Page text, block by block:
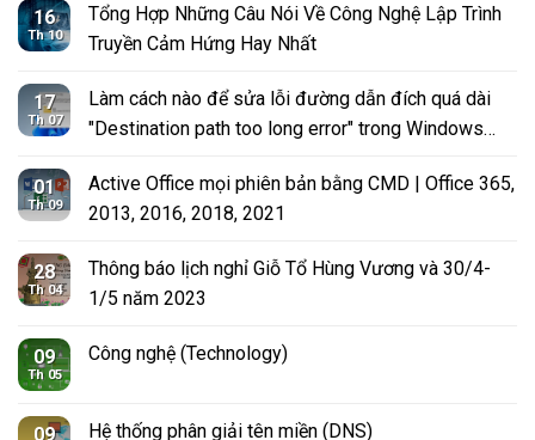
16
Th 10
Tổng Hợp Những Câu Nói Về Công Nghệ Lập Trình
Truyền Cảm Hứng Hay Nhất
17
Th 07
Làm cách nào để sửa lỗi đường dẫn đích quá dài
"Destination path too long error" trong Windows
01
Th 09
Active Office mọi phiên bản bằng CMD | Office 365,
2013, 2016, 2018, 2021
28
Th 04
Thông báo lịch nghỉ Giỗ Tổ Hùng Vương và 30/4-
1/5 năm 2023
09
Th 05
Công nghệ (Technology)
09 Hệ thống phân giải tên miền (DNS)